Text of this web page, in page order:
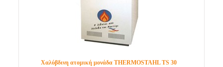
Χαλύβδινη ατομική μονάδα THERMOSTAHL TS 30